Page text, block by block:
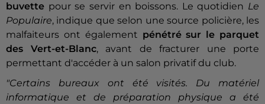
buvette pour se servir en boissons. Le quotidien Le
Populaire, indique que selon une source policière, les
malfaiteurs ont également pénétré sur le parquet
des Vert-et-Blanc, avant de fracturer une porte
permettant d'accéder à un salon privatif du club.
"Certains bureaux ont été visités. Du matériel
informatique et de préparation physique a été